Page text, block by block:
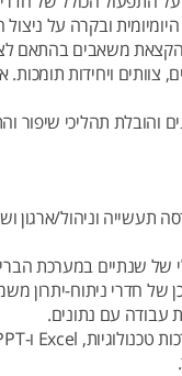
היומיומית ובקרה על
והקצאת משאבים בהתאם
צוותים ויחידות תומכות.
והובלת תהליכי שיפור
תעשייה וניהול/ארגון
של שנתיים במערכת
של חדרי ניתוח-יתרון
עבודה עם נתונים.